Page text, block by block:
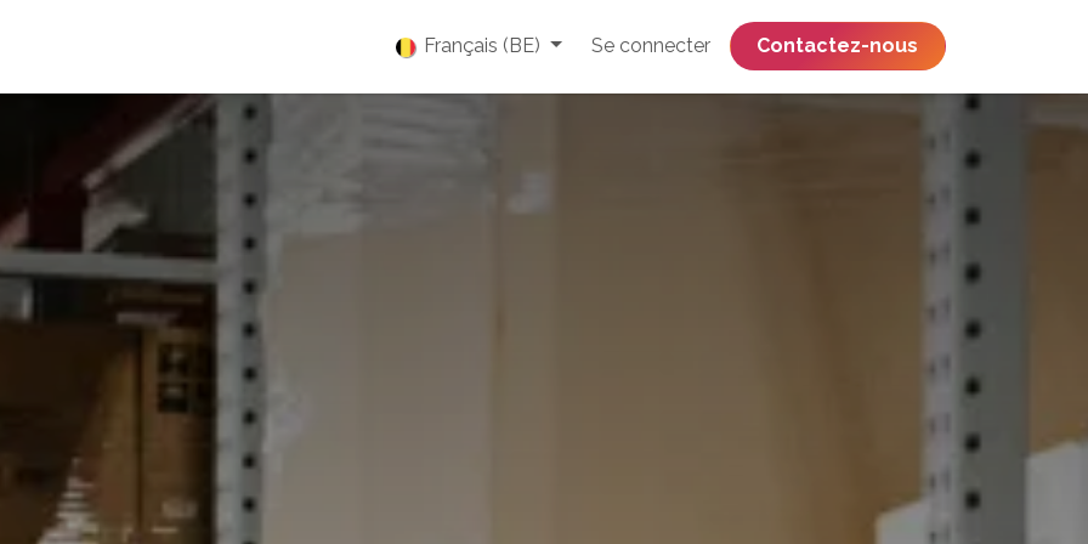
Français (BE) Se connecter ​​​​​​​​​​​​​​​​Contactez-nous